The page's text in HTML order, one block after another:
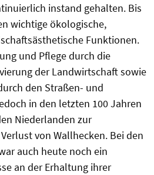
instand gehalten. Bis
wichtige ökologische,
Funktionen.
und Pflege durch die
der Landwirtschaft sowie
den Straßen- und
in den letzten 100 Jahren
Niederlanden zur
von Wallhecken. Bei den
auch heute noch ein
an der Erhaltung ihrer